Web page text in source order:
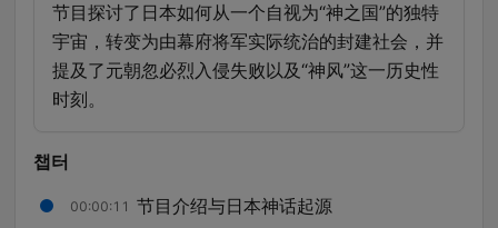
节目探讨了日本如何从一个自视为“神之国”的独特
宇宙，转变为由幕府将军实际统治的封建社会，并
提及了元朝忽必烈入侵失败以及“神风”这一历史性
时刻。
챕터
00:00:11 节目介绍与日本神话起源